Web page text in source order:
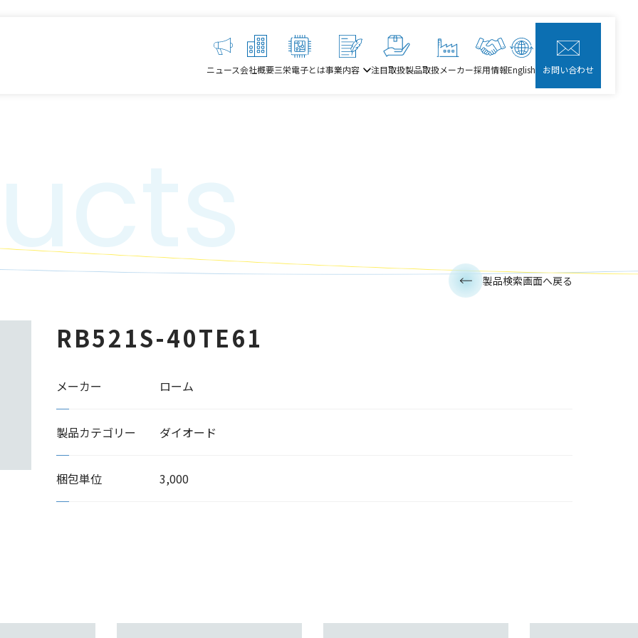
ニュース会社概要三栄電子とは事業内容 注目取扱製品取扱メーカー採用情報English お問い合わせ
RB521S-40TE61
メーカー ローム
製品カテゴリー ダイオード
梱包単位 3,000
製品検索画面へ戻る